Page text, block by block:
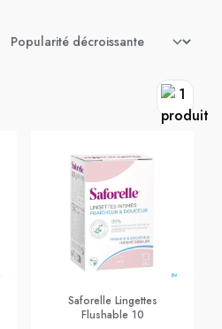
Saforelle Lingettes
Flushable 10